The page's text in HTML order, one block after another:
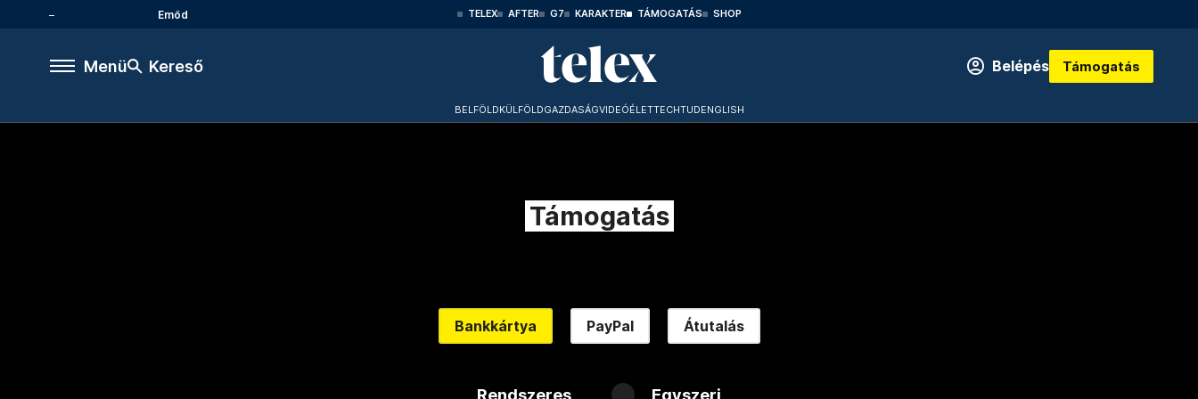
Emőd TELEX AFTER G7 KARAKTER TÁMOGATÁS SHOP
Menü Kereső Belépés Támogatás
BELFÖLDKÜLFÖLDGAZDASÁGVIDEÓÉLETTECHTUDENGLISH
Támogatás
Bankkártya PayPal Átutalás
Rendszeres Egyszeri